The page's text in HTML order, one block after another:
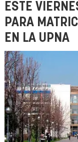
ESTE
PARA
EN LA UPNA